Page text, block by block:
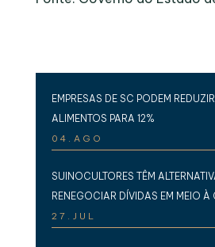
EMPRESAS DE SC PODEM
ALIMENTOS PARA 12%
04.AGO
SUINOCULTORES TÊM
RENEGOCIAR DÍVIDAS EM MEIO À
27.JUL